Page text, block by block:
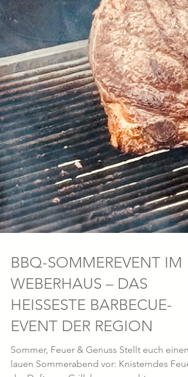
BBQ-SOMMEREVENT IM
WEBERHAUS – DAS